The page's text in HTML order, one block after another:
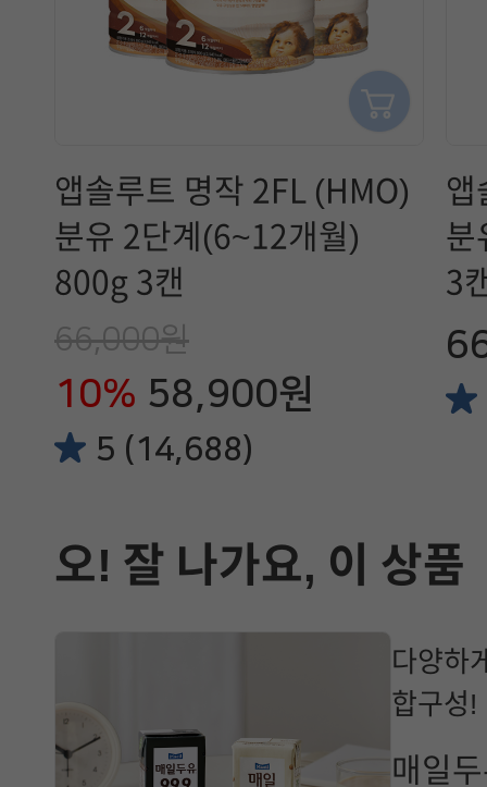
앱솔루트 명작 2FL (HMO)
분유 2단계(6~12개월)
800g 3캔
66,000원
10% 58,900원
5 (14,688)
앱
분
3
오! 잘 나가요, 이 상품
다양하
합구성!
매일